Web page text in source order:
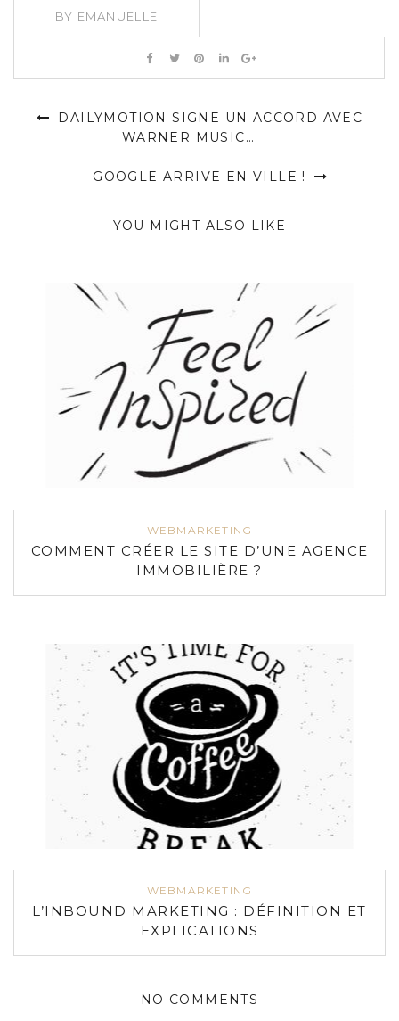
BY EMANUELLE
DAILYMOTION SIGNE UN ACCORD AVEC
WARNER MUSIC…
GOOGLE ARRIVE EN VILLE !
YOU MIGHT ALSO LIKE
WEBMARKETING
COMMENT CRÉER LE SITE D’UNE AGENCE
IMMOBILIÈRE ?
WEBMARKETING
L’INBOUND MARKETING : DÉFINITION ET
EXPLICATIONS
NO COMMENTS